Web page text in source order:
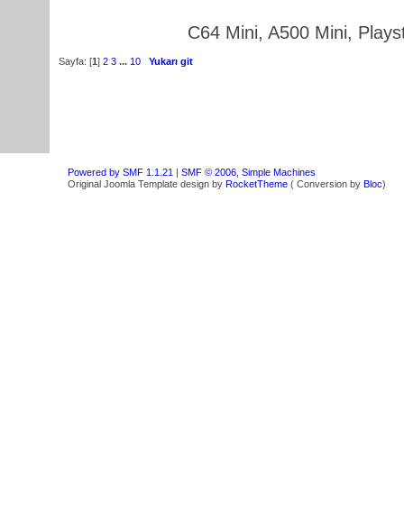
C64 Mini, A500 Mini,
Sayfa: [1] 2 3 ... 10 Yukarı git
Powered by SMF 1.1.21 | SMF © 2006, Simple Machines
Original Joomla Template design by RocketTheme ( Conversion by Bloc)